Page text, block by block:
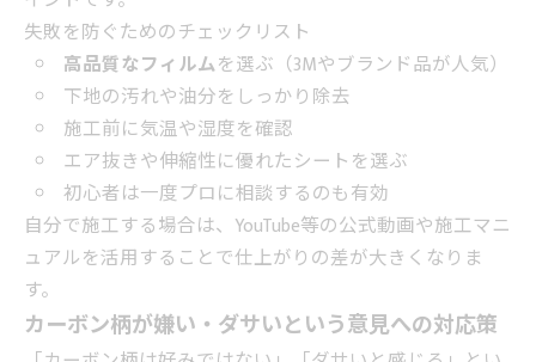
失敗を防ぐためのチェックリスト
高品質なフィルムを選ぶ（3Mやブランド品が人気）
下地の汚れや油分をしっかり除去
施工前に気温や湿度を確認
エア抜きや伸縮性に優れたシートを選ぶ
初心者は一度プロに相談するのも有効
自分で施工する場合は、YouTube等の公式動画や施工マニ
ュアルを活用することで仕上がりの差が大きくなりま
す。
カーボン柄が嫌い・ダサいという意見への対応策